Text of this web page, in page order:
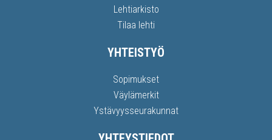
Lehtiarkisto
Tilaa lehti
YHTEISTYÖ
Sopimukset
Väylämerkit
Ystävyysseurakunnat